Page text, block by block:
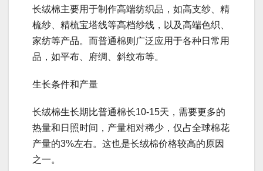
长绒棉主要用于制作高端纺织品，如高支纱、精
梳纱、精梳宝塔线等高档纱线，以及高端色织、
家纺等产品。而普通棉则广泛应用于各种日常用
品，如平布、府绸、斜纹布等。
生长条件和产量
长绒棉生长期比普通棉长10-15天，需要更多的
热量和日照时间，产量相对稀少，仅占全球棉花
产量的3%左右。这也是长绒棉价格较高的原因
之一。